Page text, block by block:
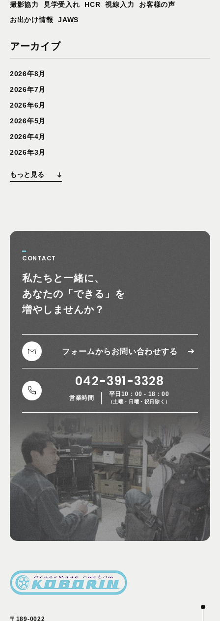
撮影協力
見学受入れ HCR 視線入力
お客様の声
お出かけ情報
JAWS
アーカイブ
2026年8月
2026年7月
2026年6月
2026年5月
2026年4月
2026年3月
もっと見る
CONTACT
私たちと一緒に、
あなたの 「できる」を
増やしませんか？
フォームから お問い合わせする
042-391-3328
営業時間
平日10：00 - 18：00
（土曜・日曜・祝日除く）
〒189-0022